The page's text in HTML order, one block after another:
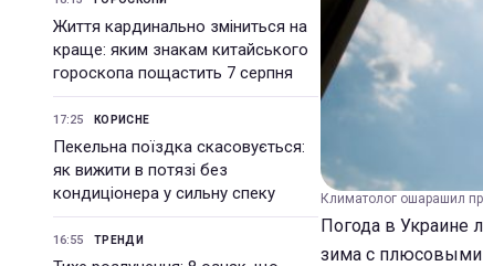
Життя кардинально зміниться на
краще: яким знакам китайського
гороскопа пощастить 7 серпня
17:25 КОРИСНЕ
Пекельна поїздка скасовується:
як вижити в потязі без
кондиціонера у сильну спеку
16:55 ТРЕНДИ
Климатолог ошарашил
Погода в Украине
зима с плюсовыми